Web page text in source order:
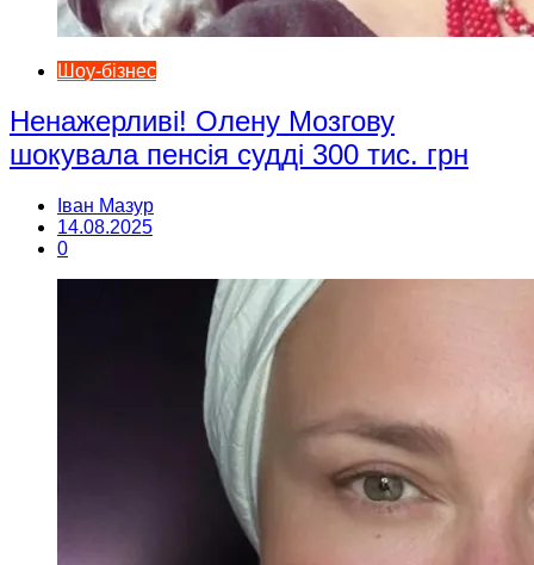
Шоу-бізнес
Ненажерливі! Олену Мозгову
шокувала пенсія судді 300 тис. грн
Іван Мазур
14.08.2025
0